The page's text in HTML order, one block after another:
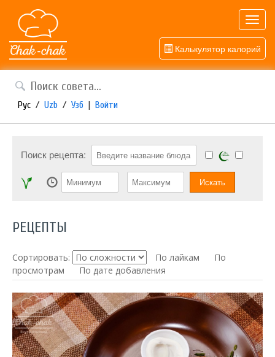
Калькулятор калорий
Рус / Uzb / Узб | Войти
Поиск рецепта:
РЕЦЕПТЫ
Сортировать: По лайкам
По
просмотрам
По дате добавления